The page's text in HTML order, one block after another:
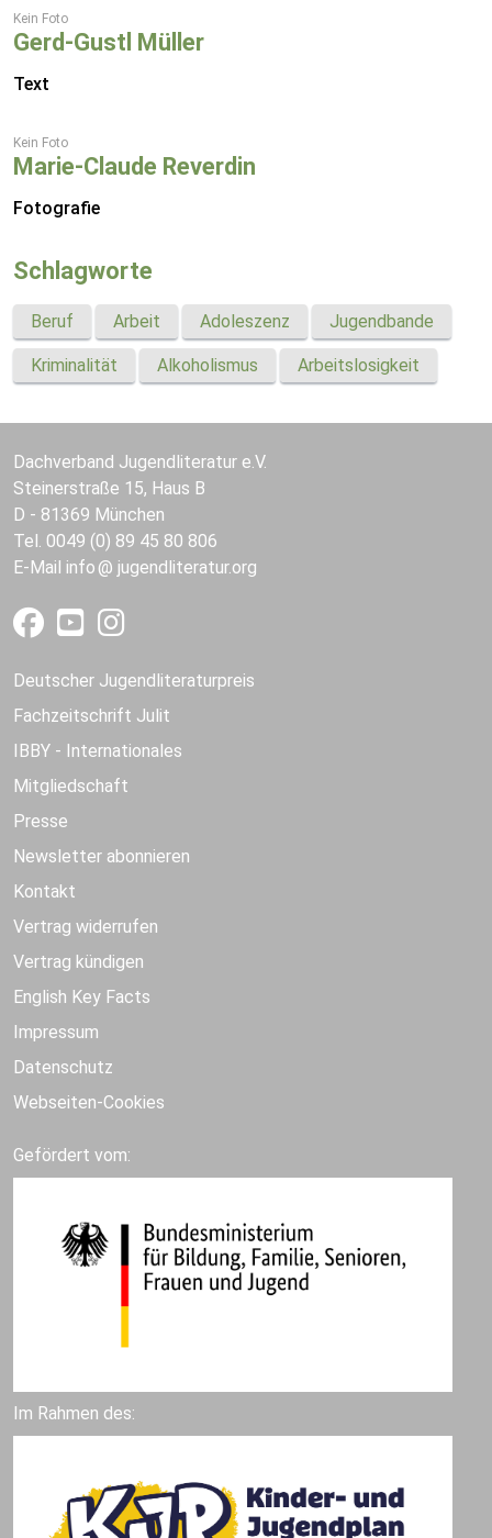
Kein Foto
Gerd-Gustl Müller
Text
Kein Foto
Marie-Claude Reverdin
Fotografie
Schlagworte
Beruf Arbeit Adoleszenz Jugendbande
Kriminalität Alkoholismus Arbeitslosigkeit
Dachverband Jugendliteratur e.V.
Steinerstraße 15, Haus B
D - 81369 München
Tel. 0049 (0) 89 45 80 806
E-Mail info jugendliteratur.org
Deutscher Jugendliteraturpreis
Fachzeitschrift Julit
IBBY - Internationales
Mitgliedschaft
Presse
Newsletter abonnieren
Kontakt
Vertrag widerrufen
Vertrag kündigen
English Key Facts
Impressum
Datenschutz
Webseiten-Cookies
Gefördert vom:
Im Rahmen des: